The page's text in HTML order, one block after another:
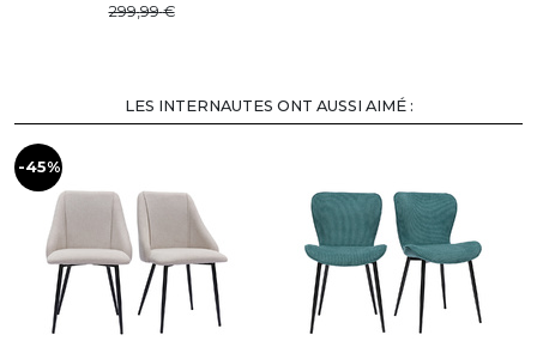
299,99
LES INTERNAUTES ONT AUSSI AIMÉ :
-45%